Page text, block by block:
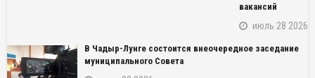
вакансий
июль 28 2026
В Чадыр-Лунге состоится внеочередное заседание
муниципального Совета